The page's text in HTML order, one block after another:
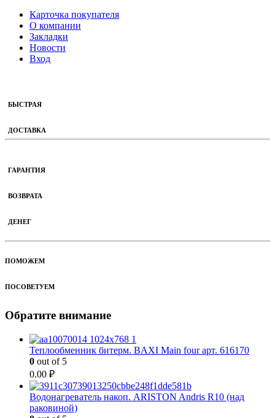
Карточка покупателя
О компании
Закладки
Новости
Вход
БЫСТРАЯ
ДОСТАВКА
ГАРАНТИЯ
ВОЗВРАТА
ДЕНЕГ
ПОМОЖЕМ
ПОСОВЕТУЕМ
Обратите внимание
Теплообменник битерм. BAXI Main four арт. 616170
0 out of 5
0.00 ₽
Водонагреватель накоп. ARISTON Andris R10 (над
раковиной)